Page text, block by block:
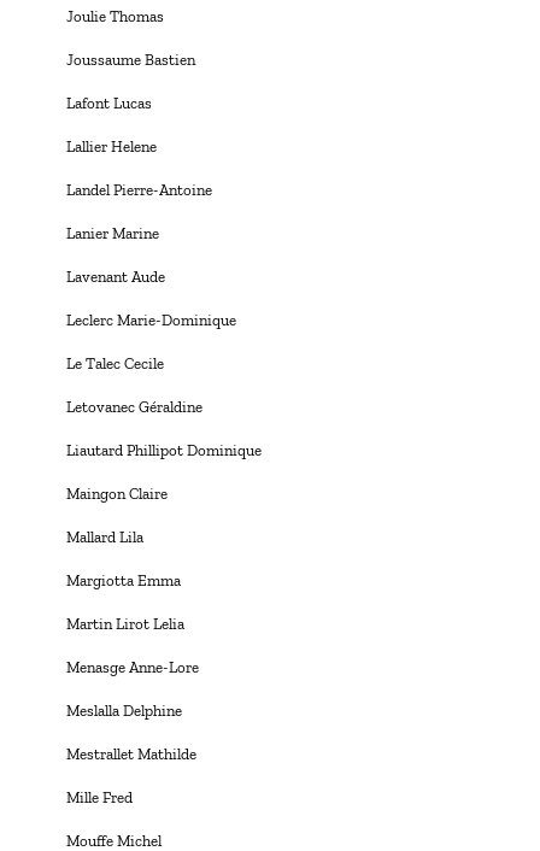
Joulie Thomas
Joussaume Bastien
Lafont Lucas
Lallier Helene
Landel Pierre-Antoine
Lanier Marine
Lavenant Aude
Leclerc Marie-Dominique
Le Talec Cecile
Letovanec Géraldine
Liautard Phillipot Dominique
Maingon Claire
Mallard Lila
Margiotta Emma
Martin Lirot Lelia
Menasge Anne-Lore
Meslalla Delphine
Mestrallet Mathilde
Mille Fred
Mouffe Michel